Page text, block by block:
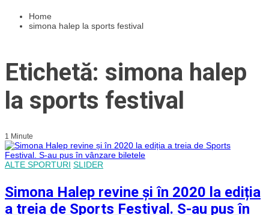
Home
simona halep la sports festival
Etichetă: simona halep
la sports festival
1 Minute
ALTE SPORTURI SLIDER
Simona Halep revine și în 2020 la ediția
a treia de Sports Festival. S-au pus în